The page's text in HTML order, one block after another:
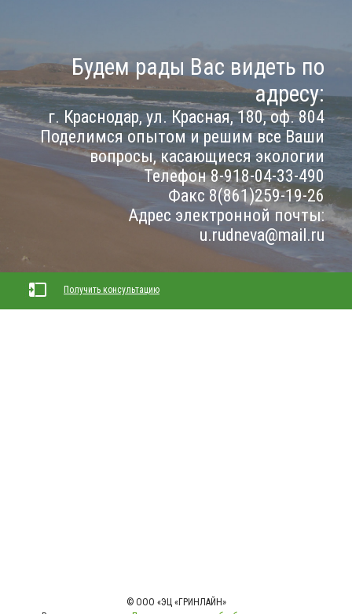
Будем рады Вас видеть по
адресу:
г. Краснодар, ул. Красная, 180, оф. 804
Поделимся опытом и решим все Ваши
вопросы, касающиеся экологии
Телефон 8-918-04-33-490
Факс 8(861)259-19-26
Адрес электронной почты:
u.rudneva@mail.ru
Получить консультацию
© ООО «ЭЦ «ГРИНЛАЙН»